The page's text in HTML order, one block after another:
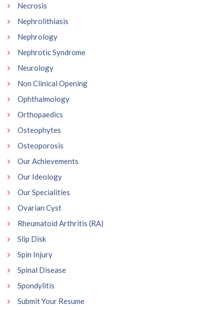
Necrosis
Nephrolithiasis
Nephrology
Nephrotic Syndrome
Neurology
Non Clinical Opening
Ophthalmology
Orthopaedics
Osteophytes
Osteoporosis
Our Achievements
Our Ideology
Our Specialities
Ovarian Cyst
Rheumatoid Arthritis (RA)
Slip Disk
Spin Injury
Spinal Disease
Spondylitis
Submit Your Resume